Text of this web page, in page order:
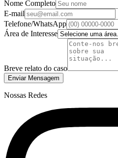
Nome Completo
E-mail
Telefone/WhatsApp
Área de Interesse
Breve relato do caso
Enviar Mensagem
Nossas Redes